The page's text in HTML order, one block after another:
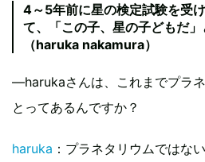
4～5年前に星の検定試験を受
て、「この子、星の子どもだ」
（haruka nakamura）
—harukaさんは、これまでプラ
とってあるんですか？
haruka ：プラネタリウムではな